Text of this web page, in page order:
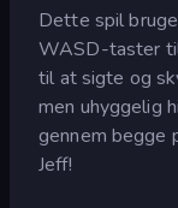
Dette spil
WASD-taster
til at sigte og
men uhyggelig
gennem begge
Jeff!